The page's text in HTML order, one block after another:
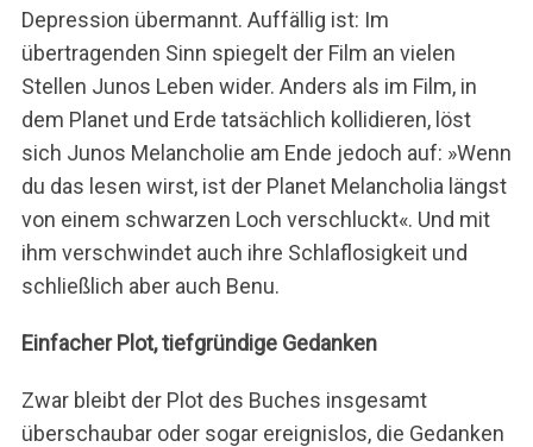
Depression übermannt. Auffällig ist: Im
übertragenden Sinn spiegelt der Film an vielen
Stellen Junos Leben wider. Anders als im Film, in
dem Planet und Erde tatsächlich kollidieren, löst
sich Junos Melancholie am Ende jedoch auf: »Wenn
du das lesen wirst, ist der Planet Melancholia längst
von einem schwarzen Loch verschluckt«. Und mit
ihm verschwindet auch ihre Schlaflosigkeit und
schließlich aber auch Benu.
Einfacher Plot, tiefgründige Gedanken
Zwar bleibt der Plot des Buches insgesamt
überschaubar oder sogar ereignislos, die Gedanken
: